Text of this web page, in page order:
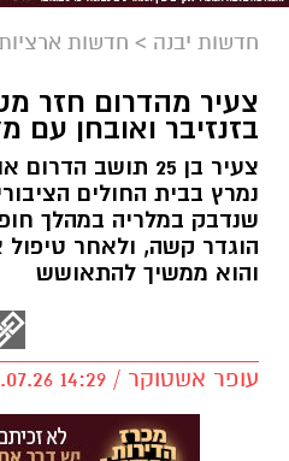
חדשות יבנה > חדשות
צעיר מהדרום חזר
בזנזיבר ואובחן עם
צעיר בן 25 תושב
נמרץ בבית החולים
שנדבק במלריה במהלך
הוגדר קשה, ולאחר טיפול
והוא ממשיך להתאושש
עופר אשטוקר / 14:29 07.07.26